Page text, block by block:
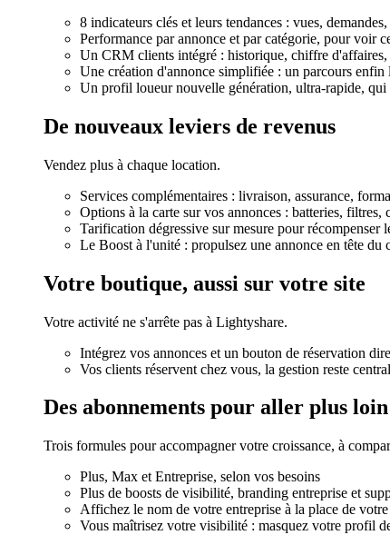
8 indicateurs clés et leurs tendances : vues,
Performance par annonce et par catégorie, pour voir
Un CRM clients intégré : historique, chiffre d'affaires,
Une création d'annonce simplifiée : un parcours
Un profil loueur nouvelle génération, ultra-rapide, qui
De nouveaux leviers de revenus
Vendez plus à chaque location.
Services complémentaires : livraison, assurance,
Options à la carte sur vos annonces : batteries, filtres,
Tarification dégressive sur mesure pour récompenser
Le Boost à l'unité : propulsez une annonce en tête du
Votre boutique, aussi sur votre site
Votre activité ne s'arrête pas à Lightyshare.
Intégrez vos annonces et un bouton de réservation
Vos clients réservent chez vous, la gestion reste
Des abonnements pour aller plus loin
Trois formules pour accompagner votre croissance, à
Plus, Max et Entreprise, selon vos besoins
Plus de boosts de visibilité, branding entreprise et
Affichez le nom de votre entreprise à la place de
Vous maîtrisez votre visibilité : masquez votre profil